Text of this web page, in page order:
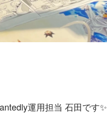
運用担当 石田です✨